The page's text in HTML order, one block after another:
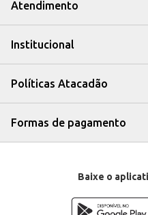
O Doce Xodon de Abóbora com
Atendimento
Institucional
Políticas Atacadão
Formas de pagamento
Baixe o